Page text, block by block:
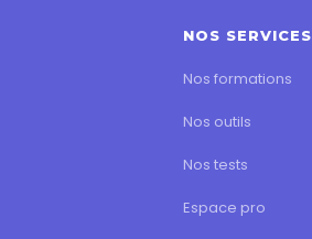
NOS SERVICES
Nos formations
Nos outils
Nos tests
Espace pro